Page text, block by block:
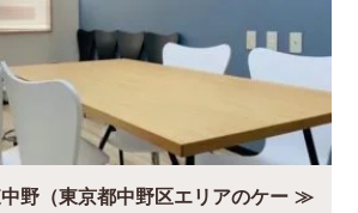
野（東京都中野区エリアのケー